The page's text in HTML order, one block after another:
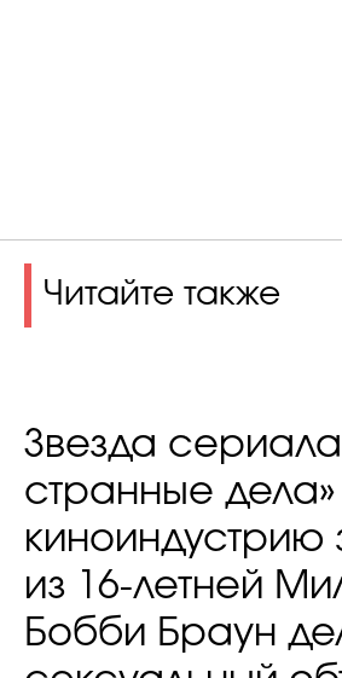
Читайте также
Звезда
странные
киноиндустрию
из 16-летней
Бобби Браун